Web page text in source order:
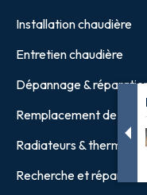
Installation chaudière
Entretien chaudière
Dépannage &
Remplacement de
Radiateurs &
Recherche et réparation